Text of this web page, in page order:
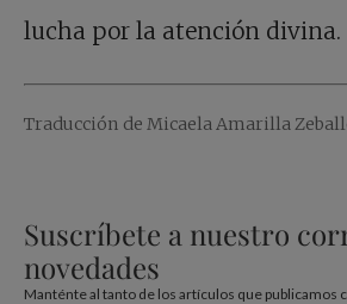
lucha por la atención divina.
Traducción de Micaela Amarilla
Suscríbete a nuestro
novedades
Manténte al tanto de los artículos que publicamos